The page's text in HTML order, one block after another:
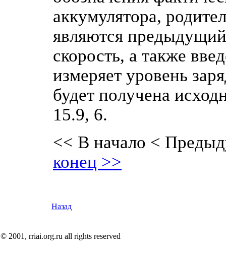
аккумулятора,
являются
скорость, а также
измеряет уровень
будет получена
15.9, 6.
<< В начало <
конец >>
Назад
© 2001, rriai.org.ru all rights reserved